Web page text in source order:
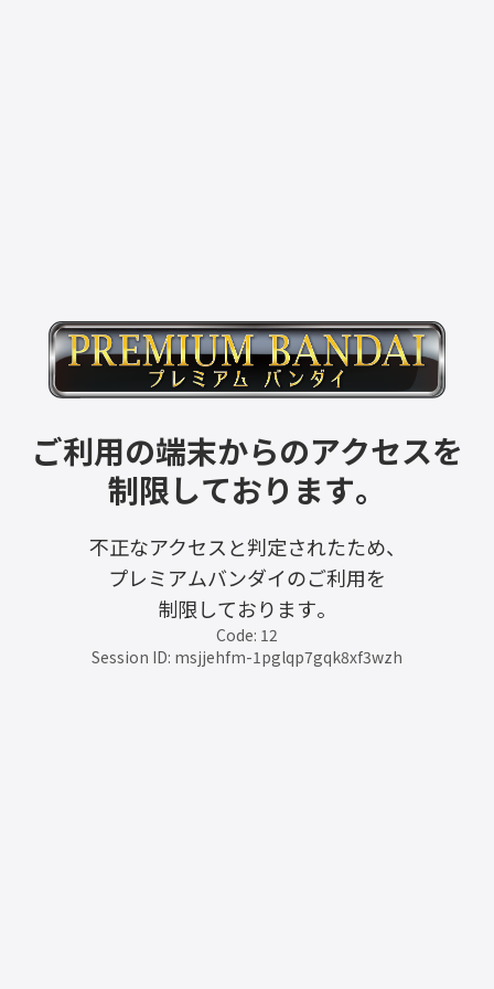
ご利用の端末からのアクセスを
制限しております。
不正なアクセスと判定されたため、
プレミアムバンダイのご利用を
制限しております。
Code: 12
Session ID: msjjehfm-1pglqp7gqk8xf3wzh